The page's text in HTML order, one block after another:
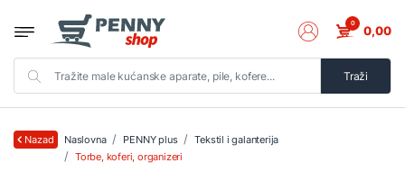
Traži
0 0,00
Nazad Naslovna PENNY plus
Tekstil i galanterija
Torbe, koferi, organizeri